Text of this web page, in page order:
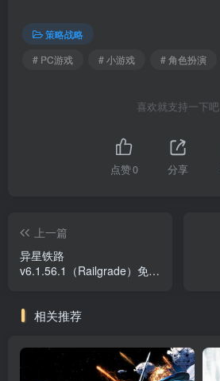
策略战略
# PC游戏
# 小游戏 # 角色扮演
喜欢就支持一下吧
点赞0 分享
上一篇
异星铁路
v6.1.56.1（Railgrade）免安
相关推荐